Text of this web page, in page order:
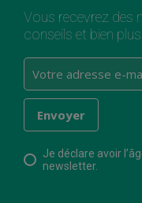
Vous recevrez des
conseils et bien
Je déclare avoir
newsletter.